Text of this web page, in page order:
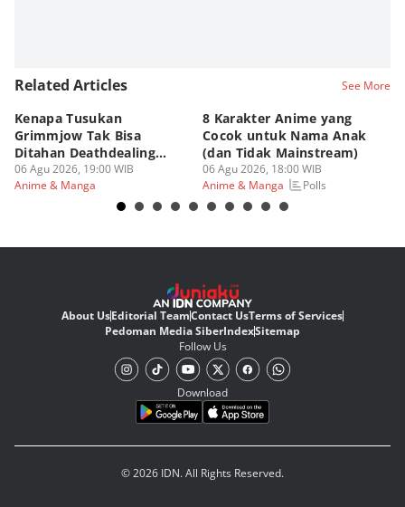
Related Articles See More
Kenapa Tusukan
Grimmjow Tak Bisa
Ditahan Deathdealing
Askin Bleach?
06 Agu 2026, 19:00 WIB
Anime & Manga
8 Karakter Anime yang
Cocok untuk Nama Anak
(dan Tidak Mainstream)
06 Agu 2026, 18:00 WIB
Anime & Manga
Polls
About UsEditorial TeamContact UsTerms of Services
Pedoman Media SiberIndexSitemap
Follow Us
Download
© 2026 IDN. All Rights Reserved.